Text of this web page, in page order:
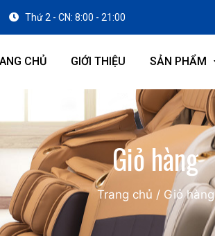
Thứ 2 - CN: 8:00 - 21:00
CHỦ GIỚI THIỆU SẢN PHẨM
Giỏ hàng
Trang chủ / Giỏ hàng